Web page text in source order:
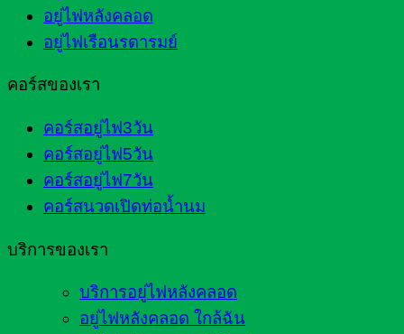
อยู่ไฟหลังคลอด
อยู่ไฟเรือนรดารมย์
คอร์สของเรา
คอร์สอยู่ไฟ3วัน
คอร์สอยู่ไฟ5วัน
คอร์สอยู่ไฟ7วัน
คอร์สนวดเปิดท่อน้ำนม
บริการของเรา
บริการอยู่ไฟหลังคลอด
อยู่ไฟหลังคลอด ใกล้ฉัน